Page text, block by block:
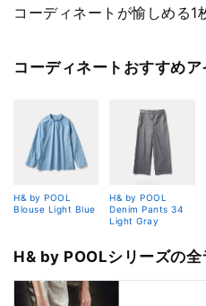
コーディネートが愉しめる1
コーディネートおすすめア
H& by POOL
Blouse Light Blue
H& by POOL
Denim Pants 34
Light Gray
H& by POOLシリーズの全